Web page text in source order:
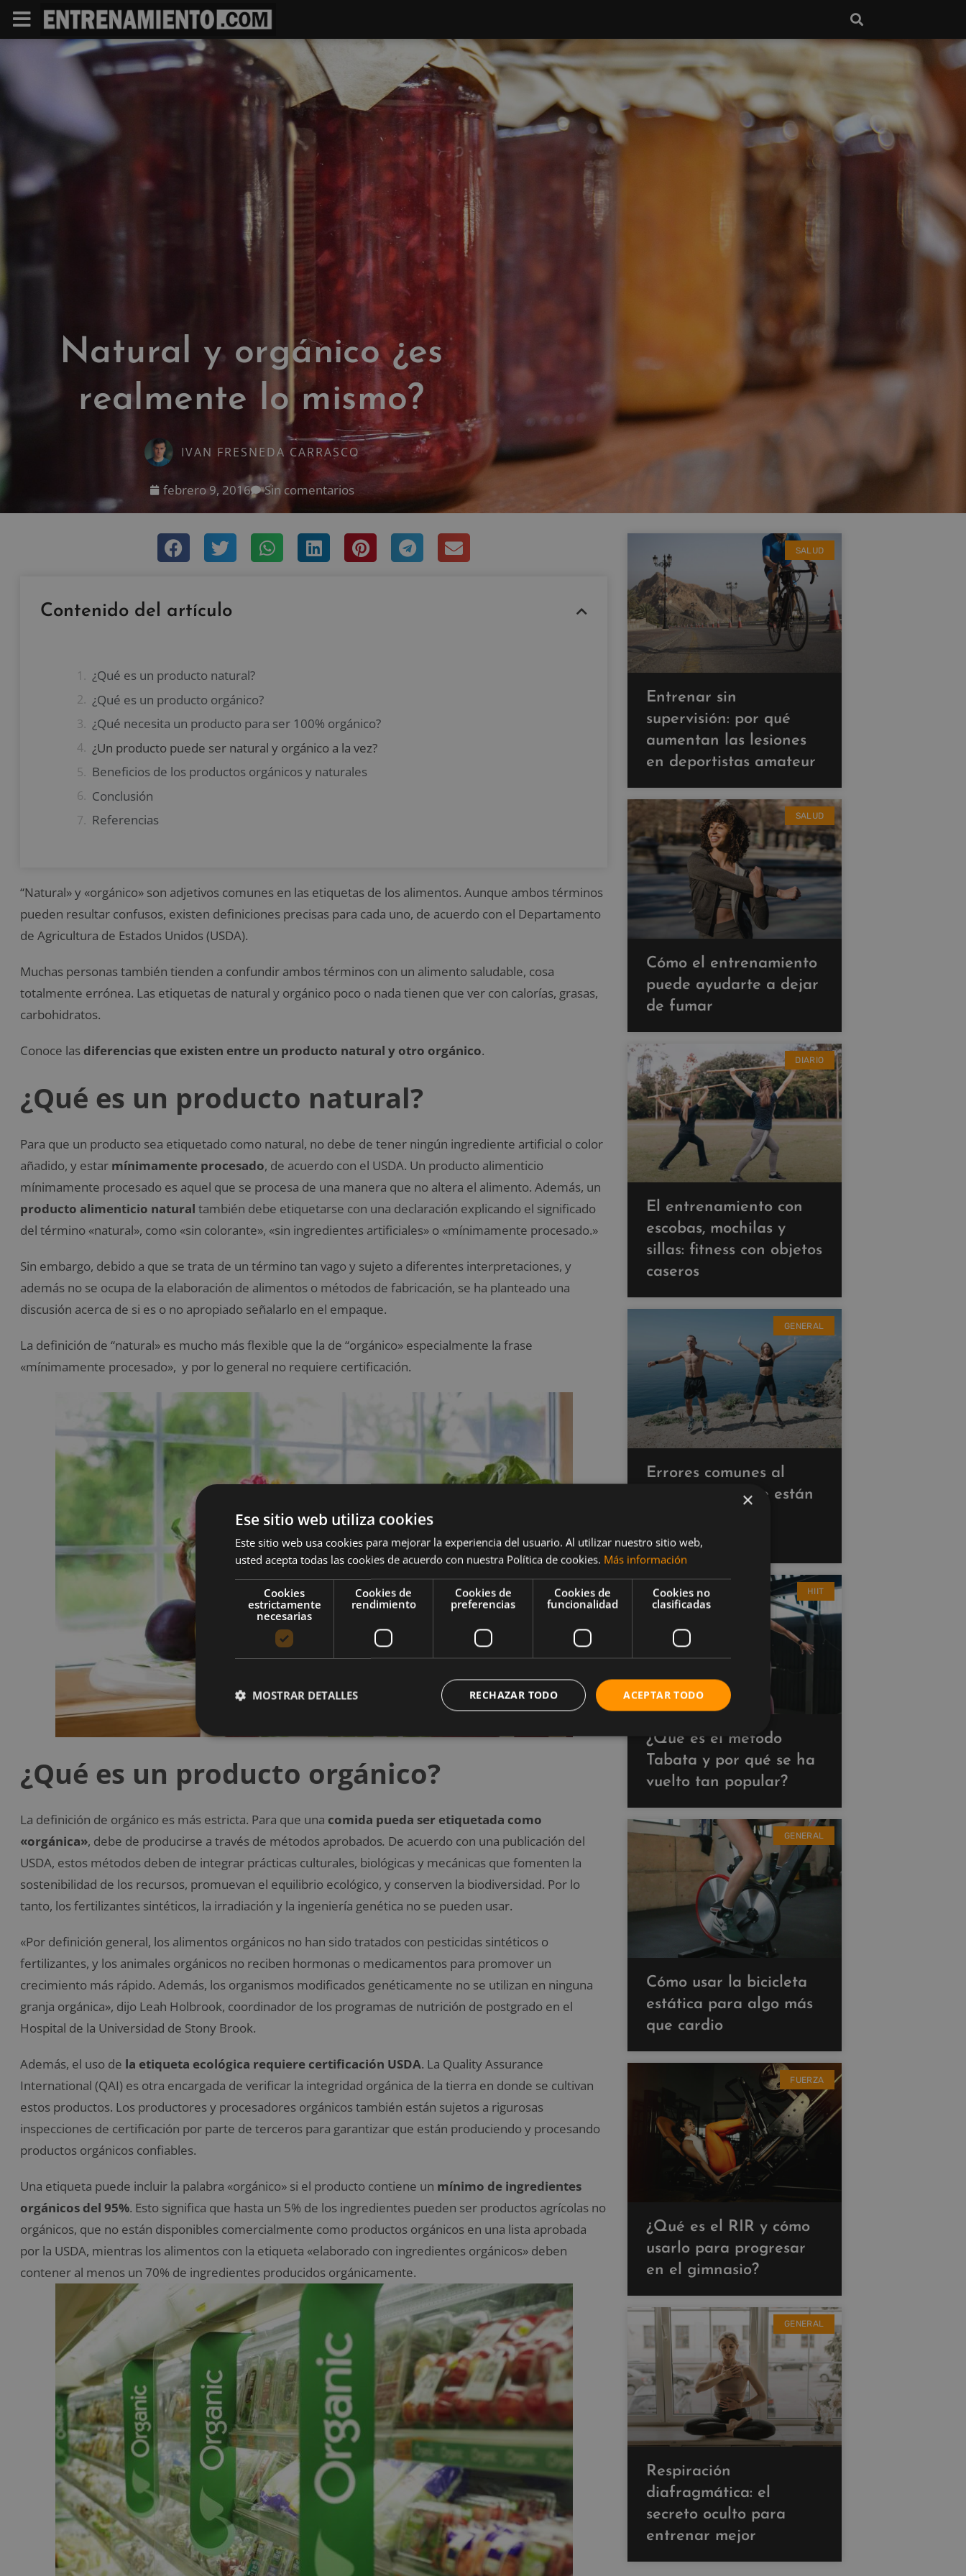
Natural y orgánico ¿es
realmente lo mismo?
IVAN FRESNEDA CARRASCO
febrero 9, 2016 Sin comentarios
Contenido del artículo
¿Qué es un producto natural?
¿Qué es un producto orgánico?
¿Qué necesita un producto para ser 100% orgánico?
¿Un producto puede ser natural y orgánico a la vez?
Beneficios de los productos orgánicos y naturales
Conclusión
Referencias
“Natural» y «orgánico» son adjetivos comunes en las etiquetas de los alimentos. Aunque ambostérminos
pueden resultar confusos, existen definiciones precisas para cada uno, de acuerdo con el Departamento
de Agricultura de Estados Unidos (USDA).
Muchas personas también tienden a confundir ambos términos con un alimento saludable, cosa
totalmente errónea. Las etiquetas de natural y orgánico poco o nada tienen que ver con calorías, grasas,
carbohidratos.
Conoce las diferencias que existen entre un producto natural y otro orgánico.
¿Qué es un producto natural?
Para que un producto sea etiquetado como natural, no debe de tener ningún ingrediente artificial o color
añadido, y estar mínimamente procesado, de acuerdo con el USDA. Un producto alimenticio
mínimamente procesado es aquel que se procesa de una manera que no altera el alimento. Además, un
producto alimenticio natural también debe etiquetarse con una declaración explicando el significado
del término «natural», como «sin colorante», «sin ingredientes artificiales» o «mínimamente procesado.»
Sin embargo, debido a que se trata de un término tan vago y sujeto a diferentes interpretaciones, y
además no se ocupa de la elaboración de alimentos o métodos de fabricación, se ha planteado una
discusión acerca de si es o no apropiado señalarlo en el empaque.
La definición de “natural» es mucho más flexible que la de “orgánico» especialmente la frase
«mínimamente procesado», y por lo general no requiere certificación.
¿Qué es un producto orgánico?
La definición de orgánico es más estricta. Para que una comida pueda ser etiquetada como
«orgánica», debe de producirse a través de métodos aprobados. De acuerdo con una publicación del
USDA, estos métodos deben de integrar prácticas culturales, biológicas y mecánicas que fomenten la
sostenibilidad de los recursos, promuevan el equilibrio ecológico, y conserven la biodiversidad. Por lo
tanto, los fertilizantes sintéticos, la irradiación y la ingeniería genética no se pueden usar.
«Por definición general, los alimentos orgánicos no han sido tratados con pesticidas sintéticos o
fertilizantes, y los animales orgánicos no reciben hormonas o medicamentos para promover un
crecimiento más rápido. Además, los organismos modificados genéticamente no se utilizan en ninguna
granja orgánica», dijo Leah Holbrook, coordinador de los programas de nutrición de postgrado en el
Hospital de la Universidad de Stony Brook.
Además, el uso de la etiqueta ecológica requiere certificación USDA. La Quality Assurance
International (QAI) es otra encargada de verificar la integridad orgánica de la tierra en donde se cultivan
estos productos. Los productores y procesadores orgánicos también están sujetos a rigurosas
inspecciones de certificación por parte de terceros para garantizar que están produciendo y procesando
productos orgánicos confiables.
Una etiqueta puede incluir la palabra «orgánico» si el producto contiene un mínimo de ingredientes
orgánicos del 95%. Esto significa que hasta un 5% de los ingredientes pueden ser productos agrícolas no
orgánicos, que no están disponibles comercialmente como productos orgánicos en una lista aprobada
por la USDA, mientras los alimentos con la etiqueta «elaborado con ingredientes orgánicos» deben
contener al menos un 70% de ingredientes producidos orgánicamente.
SALUD
Entrenar sin
supervisión: por qué
aumentan las lesiones
en deportistas amateur
SALUD
Cómo el entrenamiento
puede ayudarte a dejar
de fumar
DIARIO
El entrenamiento con
escobas, mochilas y
sillas: fitness con objetos
caseros
GENERAL
Errores comunes al
hacer cardio que están
resultados
HIIT
¿Qué es el método
Tabata y por qué se ha
vuelto tan popular?
GENERAL
Cómo usar la bicicleta
estática para algo más
que cardio
FUERZA
¿Qué es el RIR y cómo
usarlo para progresar
en el gimnasio?
GENERAL
Respiración
diafragmática: el
secreto oculto para
entrenar mejor
×
Ese sitio web utiliza cookies
Este sitio web usa cookies para mejorar la experiencia del usuario. Al utilizar nuestro sitio web,
usted acepta todas las cookies de acuerdo con nuestra Política de cookies. Más información
Cookies
estrictamente
necesarias
Cookies de
rendimiento
Cookies de
preferencias
Cookies de
funcionalidad
Cookies no
clasificadas
ACEPTAR TODO
RECHAZAR TODO
MOSTRAR DETALLES